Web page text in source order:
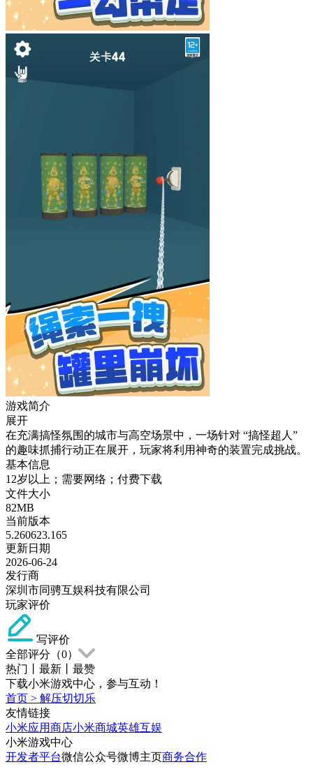
游戏简介
展开
在充满搞怪氛围的城市与高空场景中，一场针对 “搞怪超人”
的趣味抓捕行动正在展开，玩家将利用神奇的装置完成挑战。
基本信息
12岁以上；需要网络；付费下载
文件大小
82MB
当前版本
5.260623.165
更新日期
2026-06-24
发行商
深圳市同骋互娱科技有限公司
玩家评价
写评价
全部评分（0）
热门
最新
最赞
下载小米游戏中心，参与互动！
首页 > 解压切切乐
友情链接
小米应用商店小米商城英雄互娱
小米游戏中心
开发者平台微信公众号微博主页商务合作